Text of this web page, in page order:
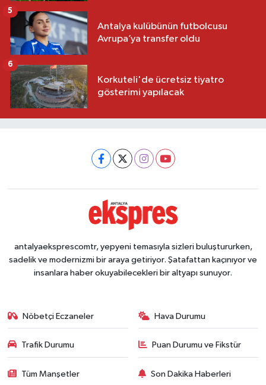
Antalya kulübünün futbolcusu
Avrupa’ya transfer oldu
5
Korkuteli'de ücretsiz tiyatro
gösterimi yapılacak
6
antalyaeksprescomtr, yepyeni temasıyla sizleri buluştururken,
sadelik ve modernizmi bir araya getiriyor. Şatafattan kaçınıyor ve
insanlara haber okuyabilecekleri bir altyapı sunuyor.
Nöbetçi Eczaneler Hava Durumu
Trafik Durumu Puan Durumu ve Fikstür
Tüm Manşetler Son Dakika Haberleri